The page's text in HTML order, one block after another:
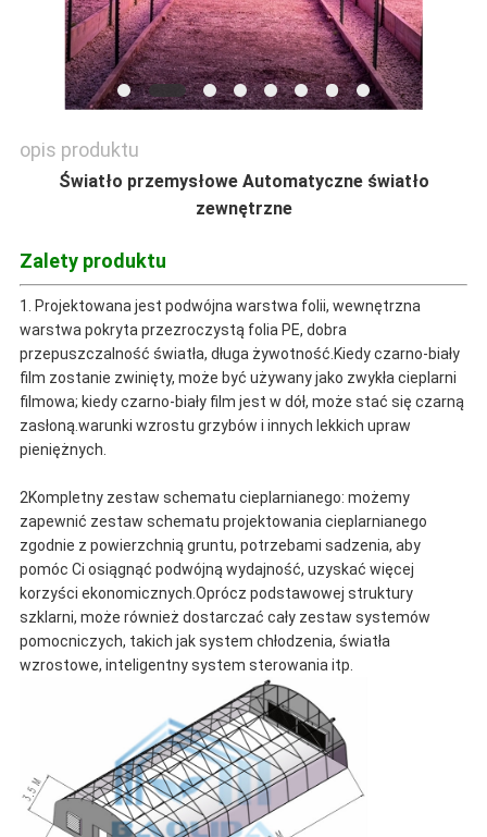
opis produktu
Światło przemysłowe Automatyczne światło
zewnętrzne
Zalety produktu
1. Projektowana jest podwójna warstwa folii, wewnętrzna
warstwa pokryta przezroczystą folia PE, dobra
przepuszczalność światła, długa żywotność.Kiedy czarno-biały
film zostanie zwinięty, może być używany jako zwykła cieplarni
filmowa; kiedy czarno-biały film jest w dół, może stać się czarną
zasłoną.warunki wzrostu grzybów i innych lekkich upraw
pieniężnych.
2Kompletny zestaw schematu cieplarnianego: możemy
zapewnić zestaw schematu projektowania cieplarnianego
zgodnie z powierzchnią gruntu, potrzebami sadzenia, aby
pomóc Ci osiągnąć podwójną wydajność, uzyskać więcej
korzyści ekonomicznych.Oprócz podstawowej struktury
szklarni, może również dostarczać cały zestaw systemów
pomocniczych, takich jak system chłodzenia, światła
wzrostowe, inteligentny system sterowania itp.